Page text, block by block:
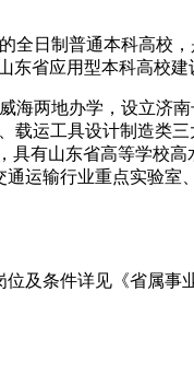
全日制普通本科高校
东省应用型本科高校
两地办学，设立济
载运工具设计制造类
具有山东省高等学校
运输行业重点实验室
位及条件详见《省属事